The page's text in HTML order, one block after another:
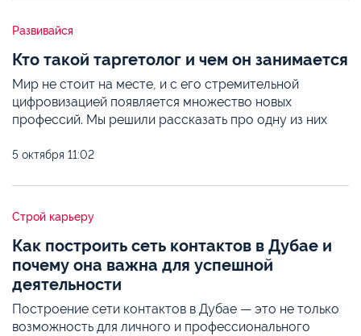
Развивайся
Кто такой таргетолог и чем он занимается
Мир не стоит на месте, и с его стремительной
цифровизацией появляется множество новых
профессий. Мы решили рассказать про одну из них
5 октября 11:02
Строй карьеру
Как построить сеть контактов в Дубае и
почему она важна для успешной
деятельности
Построение сети контактов в Дубае — это не только
возможность для личного и профессионального